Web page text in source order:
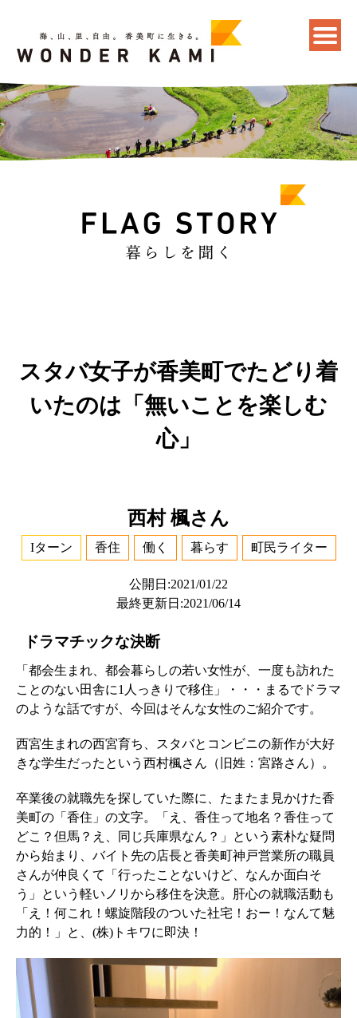
スタバ女子が香美町でたどり着
いたのは「無いことを楽しむ
心」
西村 楓さん
Iターン 香住 働く 暮らす 町民ライター
公開日:2021/01/22
最終更新日:2021/06/14
ドラマチックな決断
「都会生まれ、都会暮らしの若い女性が、一度も訪れた
ことのない田舎に1人っきりで移住」・・・まるでドラマ
のような話ですが、今回はそんな女性のご紹介です。
西宮生まれの西宮育ち、スタバとコンビニの新作が大好
きな学生だったという西村楓さん（旧姓：宮路さん）。
卒業後の就職先を探していた際に、たまたま見かけた香
美町の「香住」の文字。「え、香住って地名？香住って
どこ？但馬？え、同じ兵庫県なん？」という素朴な疑問
から始まり、バイト先の店長と香美町神戸営業所の職員
さんが仲良くて「行ったことないけど、なんか面白そ
う」という軽いノリから移住を決意。肝心の就職活動も
「え！何これ！螺旋階段のついた社宅！おー！なんて魅
力的！」と、(株)トキワに即決！